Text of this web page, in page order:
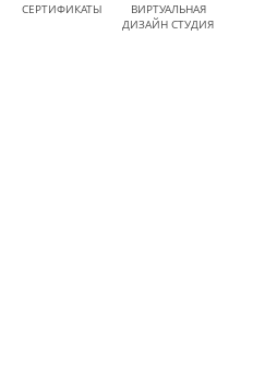
СЕРТИФИКАТЫ
ВИРТУАЛЬНАЯ
ДИЗАЙН СТУДИЯ